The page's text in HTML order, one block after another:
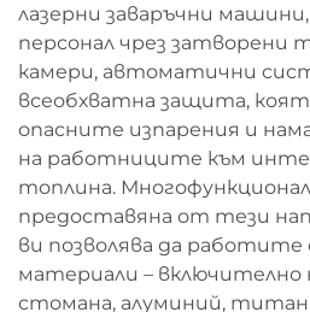
лазерни заваръчни
персонал чрез затворени
камери, автоматични
всеобхватна защита,
опасните изпарения и
на работниците към
топлина.
предоставяна от тези
ви позволява да работите
материали – включително
стомана, алуминий,